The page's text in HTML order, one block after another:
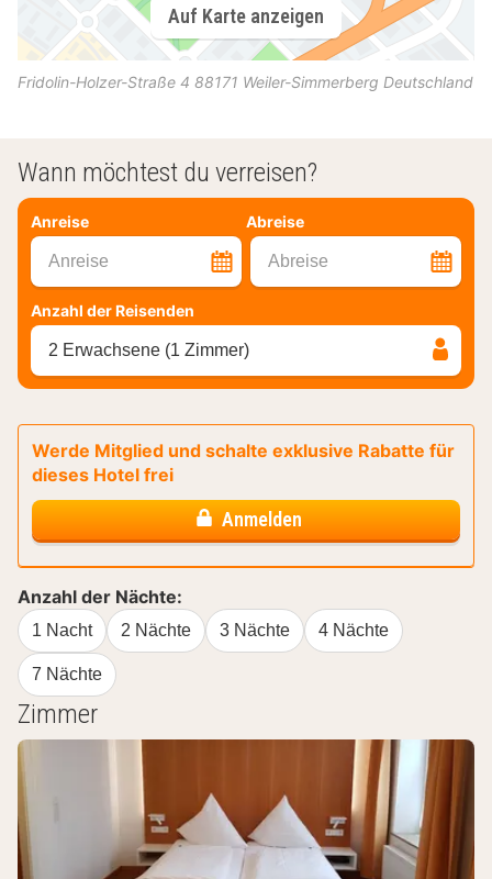
Auf Karte anzeigen
Fridolin-Holzer-Straße 4 88171 Weiler-Simmerberg Deutschland
Wann möchtest du verreisen?
Anreise Abreise
Anreise Abreise
Anzahl der Reisenden
2 Erwachsene (1 Zimmer)
Werde Mitglied und schalte exklusive Rabatte für
dieses Hotel frei
Anmelden
Anzahl der Nächte:
1 Nacht 2 Nächte 3 Nächte 4 Nächte
7 Nächte
Zimmer